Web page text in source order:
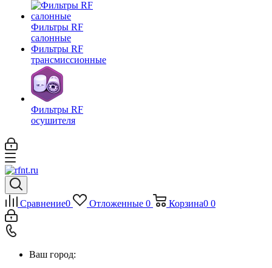
Фильтры RF
салонные
Фильтры RF
трансмиссионные
Фильтры RF
осушителя
Сравнение0 Отложенные 0 Корзина0 0
Ваш город: